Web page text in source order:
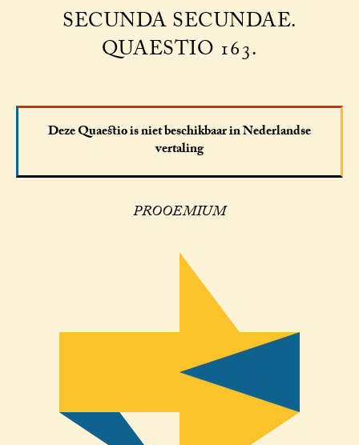
SECUNDA SECUNDAE.
QUAESTIO 163.
Deze Quaestio is niet beschikbaar in Nederlandse
vertaling
PROOEMIUM